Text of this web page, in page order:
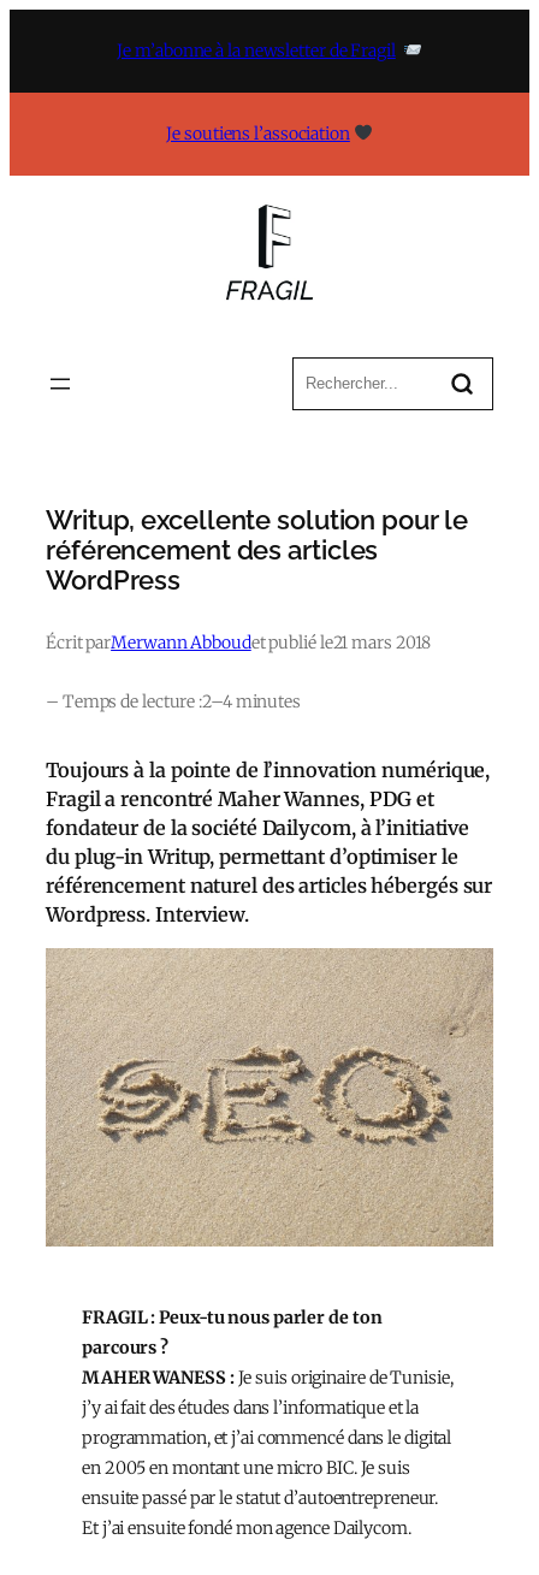
Je m’abonne à la newsletter de Fragil
Je soutiens l’association
Writup, excellente solution pour le
référencement des articles
WordPress
Écrit parMerwann Abboudet publié le21 mars 2018
– Temps de lecture :2–4 minutes
Toujours à la pointe de l’innovation numérique,
Fragil a rencontré Maher Wannes, PDG et
fondateur de la société Dailycom, à l’initiative
du plug-in Writup, permettant d’optimiser le
référencement naturel des articles hébergés sur
Wordpress. Interview.
FRAGIL : Peux-tu nous parler de ton
parcours ?
MAHER WANESS :Je suis originaire de Tunisie,
j’y ai fait des études dans l’informatique et la
programmation, et j’ai commencé dans le digital
en 2005 en montant une micro BIC. Je suis
ensuite passé par le statut d’autoentrepreneur.
Et j’ai ensuite fondé mon agence Dailycom.